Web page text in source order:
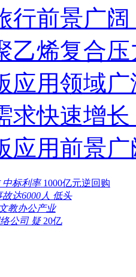
行前景广
乙烯复合
应用领域
求快速增
应用前景
中标利率 1000亿元逆回购
达6000人 低头
教办公产业
公司 疑 20亿